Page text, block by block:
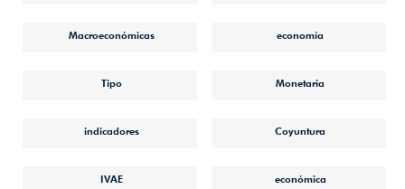
Macroeconómicas economía
Tipo Monetaria
indicadores Coyuntura
IVAE económica